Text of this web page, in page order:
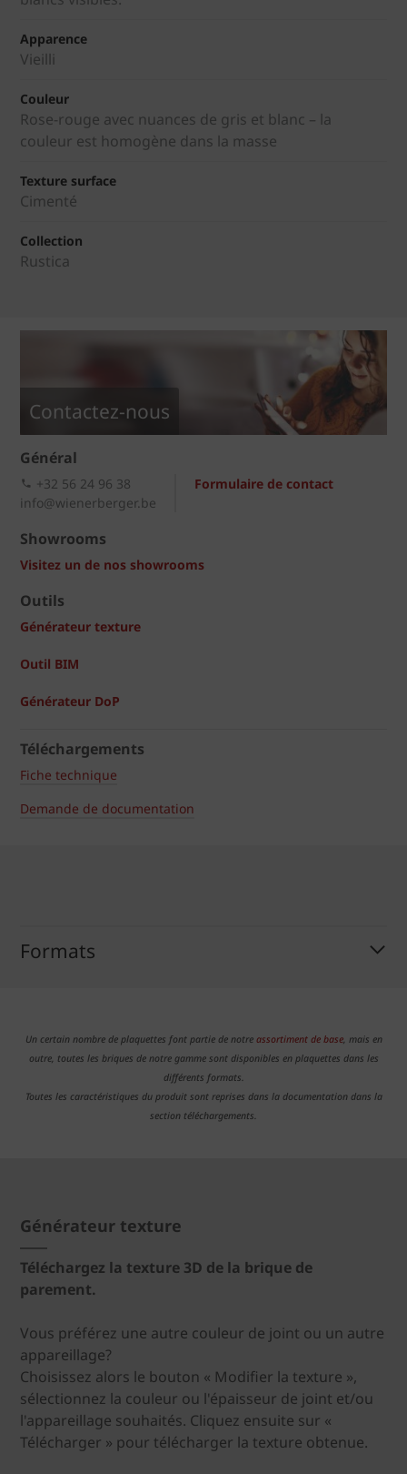
Apparence
Vieilli
Couleur
Rose-rouge avec nuances de gris et blanc – la
couleur est homogène dans la masse
Texture surface
Cimenté
Collection
Rustica
Contactez-nous
Général
Formulaire de contact
+32 56 24 96 38
info@wienerberger.be
Showrooms
Visitez un de nos showrooms
Outils
Générateur texture
Outil BIM
Générateur DoP
Téléchargements
Fiche technique
Demande de documentation
Formats
Un certain nombre de plaquettes font partie de notre assortiment de base, mais en
outre, toutes les briques de notre gamme sont disponibles en plaquettes dans les
différents formats.
Toutes les caractéristiques du produit sont reprises dans la documentation dans la
section téléchargements.
Générateur texture
Téléchargez la texture 3D de la brique de
parement.
Vous préférez une autre couleur de joint ou un autre
appareillage?
Choisissez alors le bouton « Modifier la texture »,
sélectionnez la couleur ou l'épaisseur de joint et/ou
l'appareillage souhaités. Cliquez ensuite sur «
Télécharger » pour télécharger la texture obtenue.